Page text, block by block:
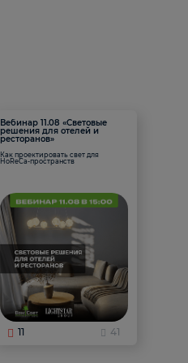
Вебинар 11.08 «Световые
решения для отелей и
ресторанов»
Как проектировать свет для
HoReCa-пространств
11 41